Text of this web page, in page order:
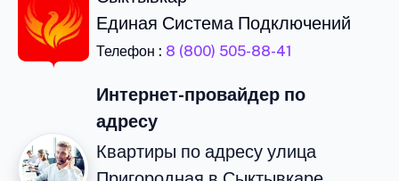
Единая Система Подключений
Телефон : 8 (800) 505-88-41
Интернет-провайдер по
адресу
Квартиры по адресу улица